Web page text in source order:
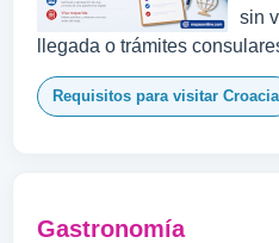
sin
llegada o trámites
Requisitos para visitar Croacia
Gastronomía